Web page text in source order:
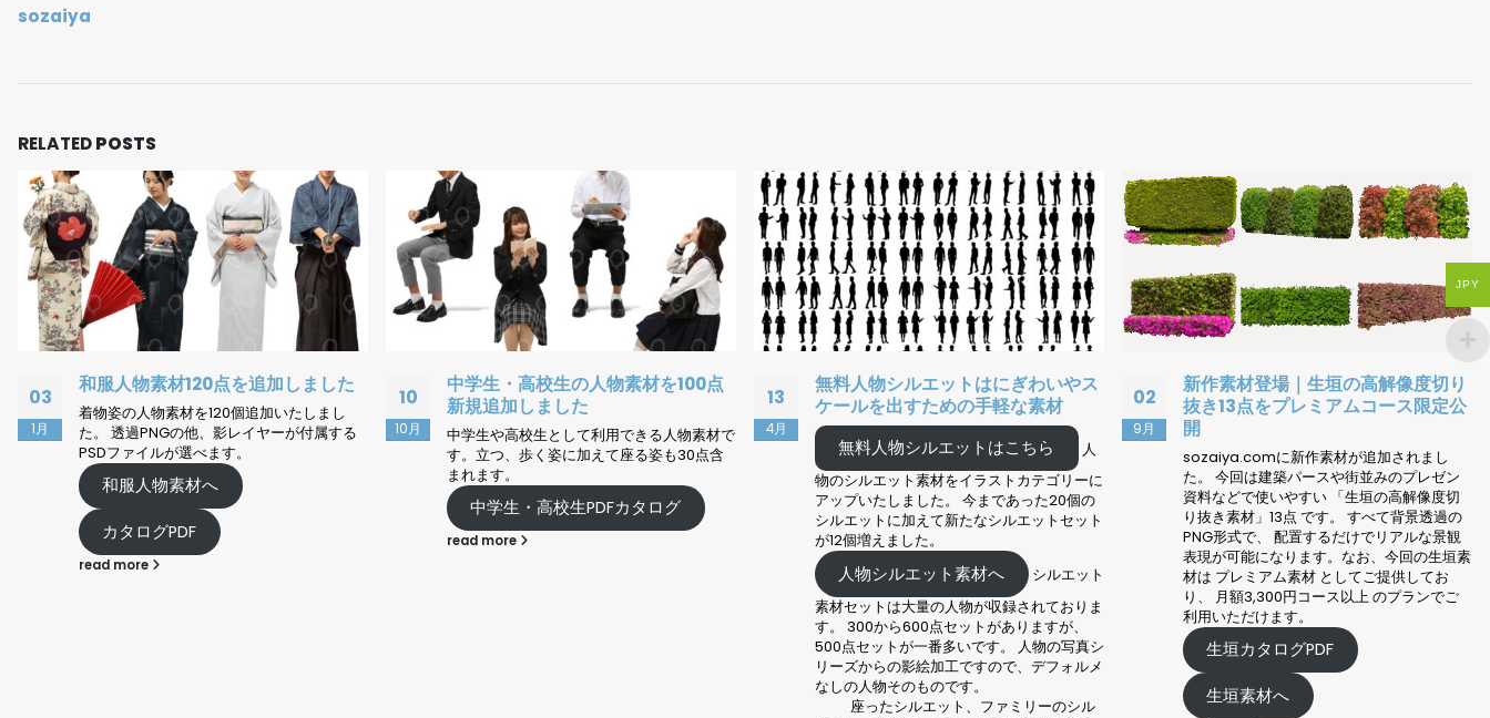
sozaiya
RELATEDPOSTS
10
10月
中学生・高校生の人物素材を100点
新規追加しました
中学生や高校生として利用できる人物素材で
す。立つ、歩く姿に加えて座る姿も30点含
まれます。
中学生・高校生PDFカタログ
read more
13
4月
無料人物シルエットはにぎわいやス
ケールを出すための手軽な素材
無料人物シルエットはこちら
人
物のシルエット素材をイラストカテゴリーに
アップいたしました。 今まであった20個の
シルエットに加えて新たなシルエットセット
が12個増えました。
02
9月
新作素材登場｜生垣の高解像度切り
抜き13点をプレミアムコース限定公
開
sozaiya.comに新作素材が追加されまし
た。 今回は建築パースや街並みのプレゼン
資料などで使いやすい 「生垣の高解像度切
り抜き素材」13点 です。 すべて背景透過の
PNG形式で、 配置するだけでリアルな景観
表現が可能になります。なお、今回の生垣素
材は プレミアム素材 としてご提供してお
り、 月額3,300円コース以上 のプランでご
利用いただけます。
生垣カタログPDF
生垣素材へ
10
11月
女性ショッピングの人物切り抜き素
材を120点追加しました
女性が立って歩く、立ち止まるのシーンで、
手にバッグや紙袋、スマホを持ちショッピン
グしている人物素材です。
カタログPDF
read more
JPY